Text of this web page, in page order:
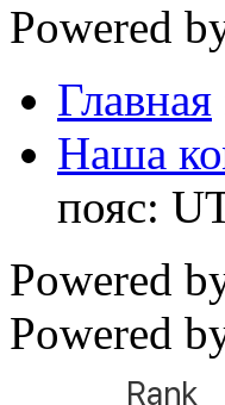
Powered
Главная
Наша
пояс:
Powered
Powered